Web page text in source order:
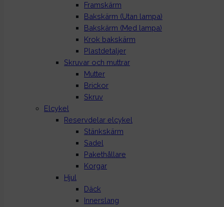
Framskärm
Bakskärm (Utan lampa)
Bakskärm (Med lampa)
Krok bakskärm
Plastdetaljer
Skruvar och muttrar
Mutter
Brickor
Skruv
Elcykel
Reservdelar elcykel
Stänkskärm
Sadel
Pakethållare
Korgar
Hjul
Däck
Innerslang